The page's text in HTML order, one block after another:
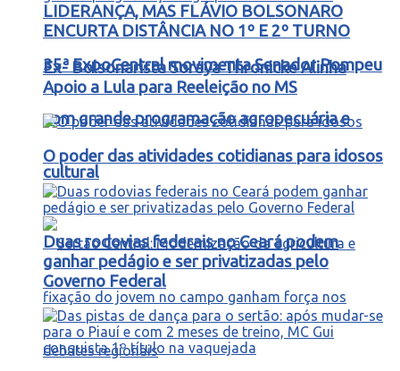
35ª ExpoCentral movimenta Senador Pompeu
com grande programação agropecuária e
cultural
LIDERANÇA, MAS FLÁVIO BOLSONARO
ENCURTA DISTÂNCIA NO 1º E 2º TURNO
Ex- Bolsonarista Soraya Thronicke Alinha
Apoio a Lula para Reeleição no MS
O poder das atividades cotidianas para idosos
Duas rodovias federais no Ceará podem
ganhar pedágio e ser privatizadas pelo
Governo Federal